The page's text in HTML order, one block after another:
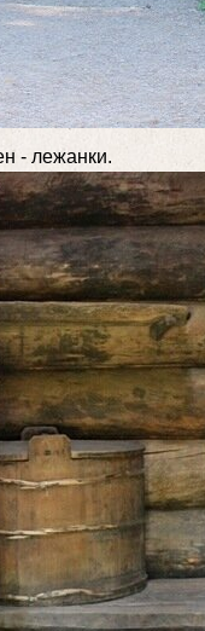
- лежанки.